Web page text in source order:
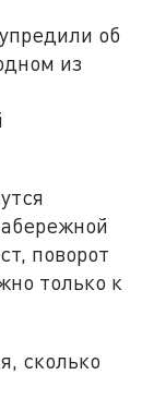
об
из
поворот
только к
сколько